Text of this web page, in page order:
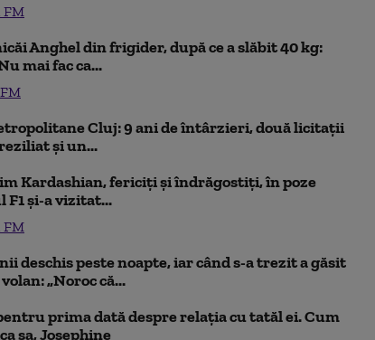
FM
Anghel din frigider, după ce a slăbit 40 kg:
mai fac ca...
Cluj: 9 ani de întârzieri, două licitații
și un...
Kardashian, fericiți și îndrăgostiți, în poze
F1 și-a vizitat...
FM
deschis peste noapte, iar când s-a trezit a găsit
„Noroc că...
prima dată despre relația cu tatăl ei. Cum
sa, Josephine